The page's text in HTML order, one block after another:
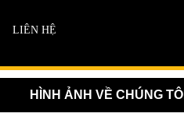
LIÊN HỆ
HÌNH ẢNH VỀ CHÚNG TÔI